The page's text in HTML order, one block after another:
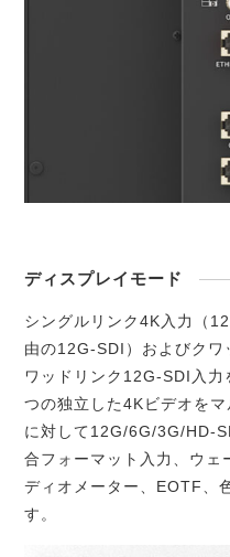
ディスプレイモード
シングルリンク4K入力（
由の12G-SDI）およびク
ワッドリンク12G-SDI入
つの独立した4Kビデオを
に対して12G/6G/3G/HD-
合フォーマット入力、ウェ
ディオメーター、EOTF、
す。